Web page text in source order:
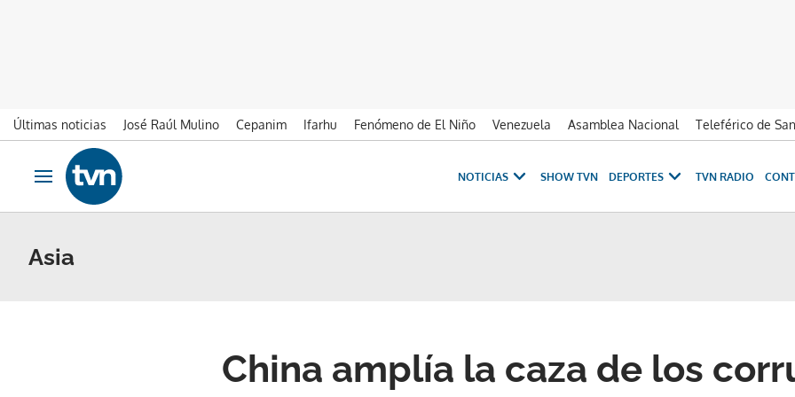
Últimas noticias José Raúl Mulino Cepanim Ifarhu Fenómeno de El Niño Venezuela Asamblea Nacional Teleférico de
Ir al contenido
Obrir navegació
NOTICIAS SHOW TVN DEPORTES TVN RADIO
Asia
China amplía la caza de los